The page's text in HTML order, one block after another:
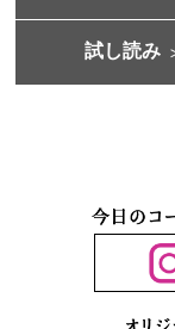
試し読み